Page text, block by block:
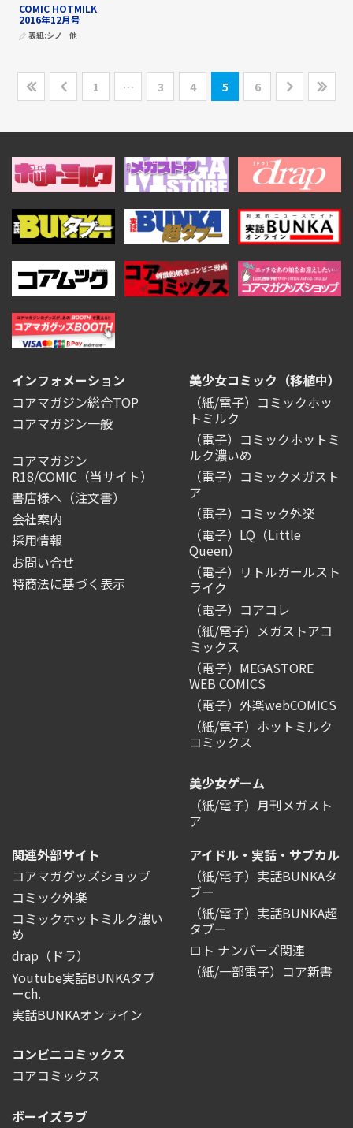
COMIC HOTMILK
2016年12月号
表紙:シノ 他
1 … 3 4 5 6
インフォメーション
コアマガジン総合TOP
コアマガジン一般
コアマガジン
R18/COMIC （当サイト）
書店様へ（注文書）
会社案内
採用情報
お問い合せ
特商法に基づく表示
美少女コミック（移植中）
（紙/電子）コミックホッ
トミルク
（電子）コミックホットミ
ルク濃いめ
（電子）コミックメガスト
ア
（電子）コミック外楽
（電子）LQ（Little
Queen）
（電子）リトルガールスト
ライク
（電子）コアコレ
（紙/電子）メガストアコ
ミックス
（電子）MEGASTORE
WEB COMICS
（電子）外楽webCOMICS
（紙/電子）ホットミルク
コミックス
美少女ゲーム
（紙/電子）月刊メガスト
ア
関連外部サイト
コアマガグッズショップ
コミック外楽
コミックホットミルク濃い
め
drap（ドラ）
Youtube実話BUNKAタブ
ーch.
実話BUNKAオンライン
アイドル・実話・サブカル
（紙/電子）実話BUNKAタ
ブー
（紙/電子）実話BUNKA超
タブー
ロト ナンバーズ関連
（紙/一部電子）コア新書
コンビニコミックス
コアコミックス
ボーイズラブ